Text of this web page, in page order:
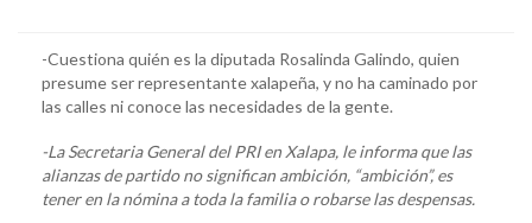
-Cuestiona quién es la diputada Rosalinda Galindo, quien
presume ser representante xalapeña, y no ha caminado por
las calles ni conoce las necesidades de la gente.
-La Secretaria General del PRI en Xalapa, le informa que las
alianzas de partido no significan ambición, “ambición”, es
tener en la nómina a toda la familia o robarse las despensas.